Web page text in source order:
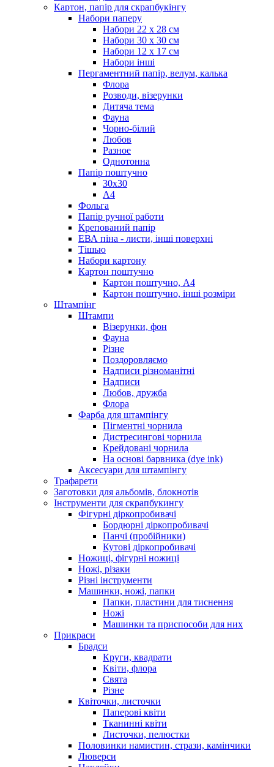
Картон, папір для скрапбукінгу
Набори паперу
Набори 22 х 28 см
Набори 30 х 30 см
Набори 12 х 17 см
Набори інші
Пергаментний папір, велум, калька
Флора
Розводи, візерунки
Дитяча тема
Фауна
Чорно-білий
Любов
Разное
Однотонна
Папір поштучно
30х30
А4
Фольга
Папір ручної работи
Крепований папір
ЕВА піна - листи, інші поверхні
Тішью
Набори картону
Картон поштучно
Картон поштучно, А4
Картон поштучно, інші розміри
Штампінг
Штампи
Візерунки, фон
Фауна
Різне
Поздоровляємо
Надписи різноманітні
Надписи
Любов, дружба
Флора
Фарба для штампінгу
Пігментні чорнила
Дистресингові чорнила
Крейдовані чорнила
На основі барвника (dye ink)
Аксесуари для штампінгу
Трафарети
Заготовки для альбомів, блокнотів
Інструменти для скрапбукингу
Фігурні діркопробивачі
Бордюрні діркопробивачі
Панчі (пробійники)
Кутові діркопробивачі
Ножиці, фігурні ножиці
Ножі, різаки
Різні інструменти
Машинки, ножі, папки
Папки, пластини для тиснення
Ножі
Машинки та приспособи для них
Прикраси
Брадси
Круги, квадрати
Квіти, флора
Свята
Різне
Квіточки, листочки
Паперові квіти
Тканинні квіти
Листочки, пелюстки
Половинки намистин, стрази, камінчики
Люверси